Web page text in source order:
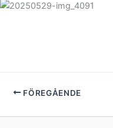
FÖREGÅENDE